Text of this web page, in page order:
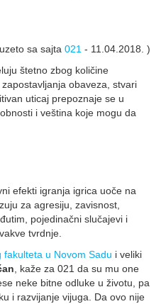
sa sajta 021 - 11.04.2018. )
štetno zbog količine
obaveza, stvari
uticaj prepoznaje se u
i veština koje mogu da
efekti igranja igrica uoče na
za agresiju, zavisnost,
pojedinačni slučajevi i
tvrdnje.
fakulteta u Novom Sadu i veliki
, kaže za 021 da su mu one
neke bitne odluke u životu, pa
i razvijanje vijuga. Da ovo nije